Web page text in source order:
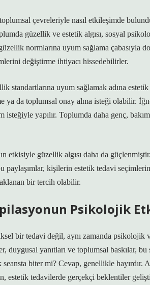
çevreleriyle nasıl etkileşimde
güzellik ve estetik algısı, sosyal
normlarına uyum sağlama çabasıyla
değiştirme ihtiyacı hissedebilirler.
standartlarına uyum sağlamak adına
ya da toplumsal onay alma isteği olabilir.
isteğiyle yapılır. Toplumda daha genç,
etkisiyle güzellik algısı daha da
paylaşımlar, kişilerin estetik tedavi
bir tercih olabilir.
Psikolojik
bir tedavi değil, aynı zamanda
duygusal yanıtları ve toplumsal baskılar,
biter mi? Cevap, genellikle
estetik tedavilerde gerçekçi beklentiler